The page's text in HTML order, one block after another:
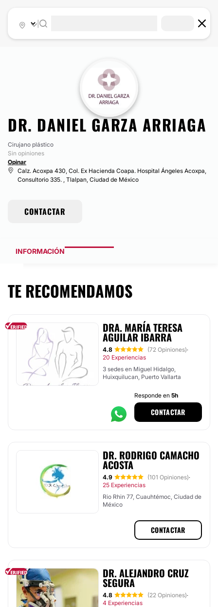
DR. DANIEL GARZA ARRIAGA
Cirujano plástico
Sin opiniones
Opinar
Calz. Acoxpa 430, Col. Ex Hacienda Coapa. Hospital Ángeles Acoxpa,
Consultorio 335. , Tlalpan, Ciudad de México
CONTACTAR
INFORMACIÓN
TE RECOMENDAMOS
DRA. MARÍA TERESA
AGUILAR IBARRA
4.8 (72 Opiniones)·
20 Experiencias
3 sedes en Miguel Hidalgo,
Huixquilucan, Puerto Vallarta
Responde en 5h
CONTACTAR
DR. RODRIGO CAMACHO
ACOSTA
4.9 (101 Opiniones)·
25 Experiencias
Rio Rhin 77, Cuauhtémoc, Ciudad de
México
CONTACTAR
DR. ALEJANDRO CRUZ
SEGURA
4.8 (22 Opiniones)·
4 Experiencias